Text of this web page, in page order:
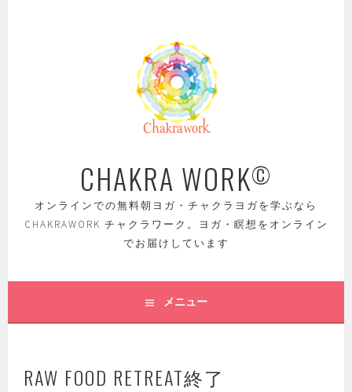
CHAKRA WORK©
オンラインでの無料朝ヨガ・チャクラヨガを学ぶなら
CHAKRAWORK チャクラワーク。ヨガ・瞑想をオンライン
でお届けしています
メニュー
RAW FOOD RETREAT終了